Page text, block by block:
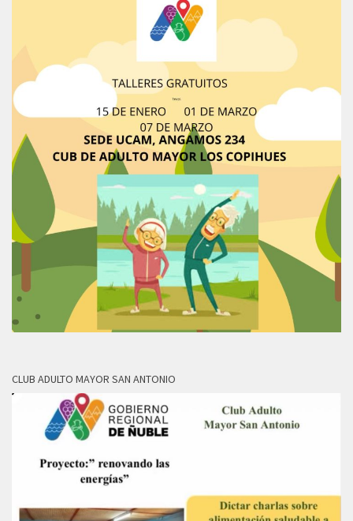
CLUB ADULTO MAYOR SAN ANTONIO